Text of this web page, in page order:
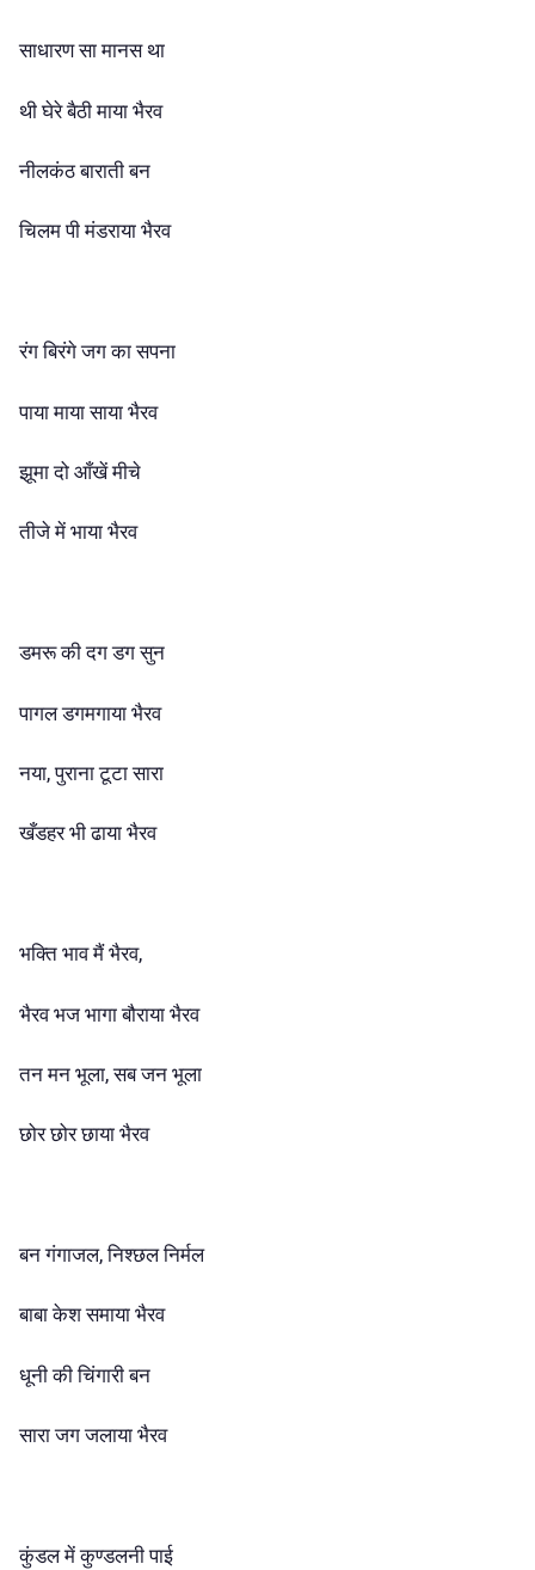
साधारण सा मानस था
थी घेरे बैठी माया भैरव
नीलकंठ बाराती बन
चिलम पी मंडराया भैरव
रंग बिरंगे जग का सपना
पाया माया साया भैरव
झूमा दो आँखें मीचे
तीजे में भाया भैरव
डमरू की दग डग सुन
पागल डगमगाया भैरव
नया, पुराना टूटा सारा
खँडहर भी ढाया भैरव
भक्ति भाव मैं भैरव,
भैरव भज भागा बौराया भैरव
तन मन भूला, सब जन भूला
छोर छोर छाया भैरव
बन गंगाजल, निश्छल निर्मल
बाबा केश समाया भैरव
धूनी की चिंगारी बन
सारा जग जलाया भैरव
कुंडल में कुण्डलनी पाई